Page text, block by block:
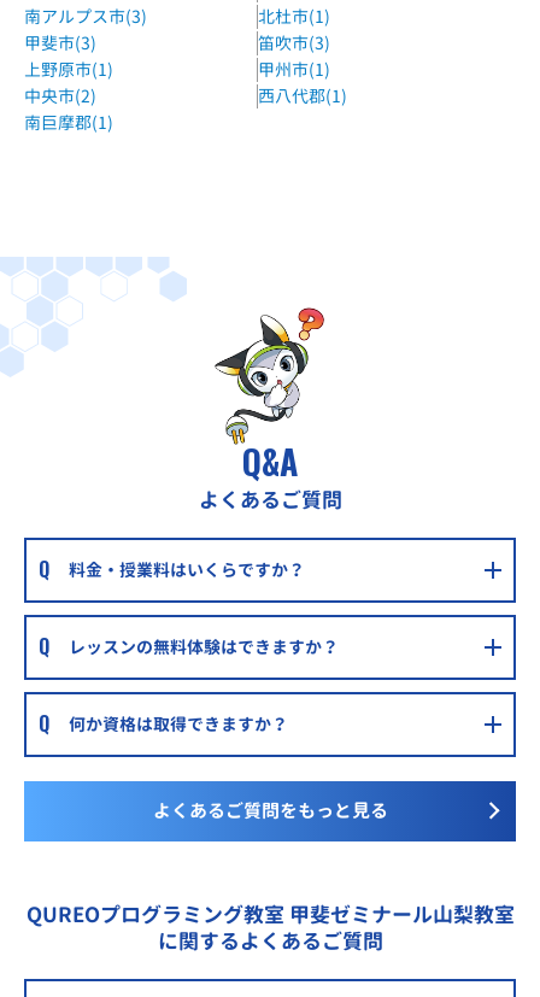
南アルプス市(3)
北杜市(1)
甲斐市(3)
笛吹市(3)
上野原市(1)
甲州市(1)
中央市(2)
西八代郡(1)
南巨摩郡(1)
Q&A
よくあるご質問
料金・授業料はいくらですか？
レッスンの無料体験はできますか？
何か資格は取得できますか？
よくあるご質問をもっと見る
QUREOプログラミング教室 甲斐ゼミナール山梨教室
に関するよくあるご質問